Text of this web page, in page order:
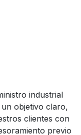
industrial
objetivo claro,
clientes con
previo